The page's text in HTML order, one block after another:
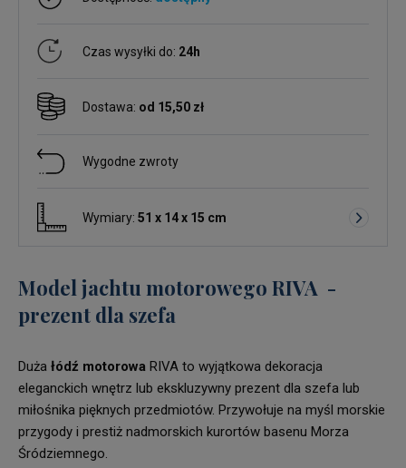
Czas wysyłki do: 24h
Dostawa: od 15,50 zł
Wygodne zwroty
Wymiary: 51 x 14 x 15 cm
Model jachtu motorowego RIVA -
prezent dla szefa
Duża łódź motorowa RIVA to wyjątkowa dekoracja
eleganckich wnętrz lub ekskluzywny prezent dla szefa lub
miłośnika pięknych przedmiotów. Przywołuje na myśl morskie
przygody i prestiż nadmorskich kurortów basenu Morza
Śródziemnego.